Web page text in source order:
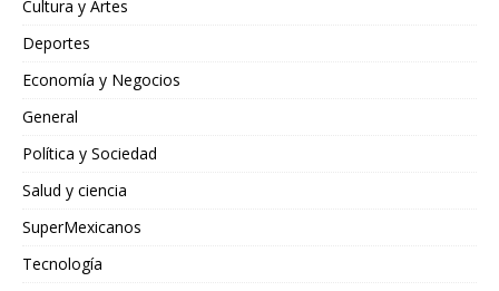
Cultura y Artes
Deportes
Economía y Negocios
General
Política y Sociedad
Salud y ciencia
SuperMexicanos
Tecnología